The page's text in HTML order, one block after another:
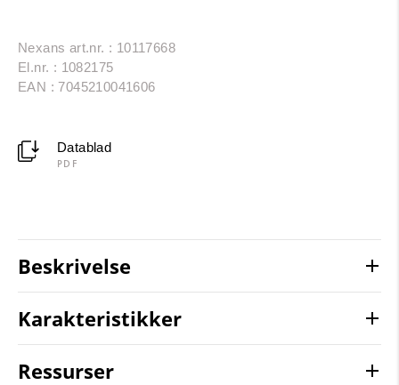
Nexans art.nr. : 10117668
El.nr. : 1082175
EAN : 7045210041606
Datablad
PDF
Beskrivelse
Karakteristikker
Ressurser